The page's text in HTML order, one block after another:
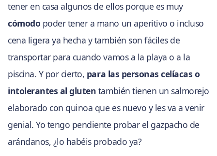
tener en casa algunos de ellos porque es muy
cómodo poder tener a mano un aperitivo o incluso
cena ligera ya hecha y también son fáciles de
transportar para cuando vamos a la playa o a la
piscina. Y por cierto, para las personas celíacas o
intolerantes al gluten también tienen un salmorejo
elaborado con quinoa que es nuevo y les va a venir
genial. Yo tengo pendiente probar el gazpacho de
arándanos, ¿lo habéis probado ya?